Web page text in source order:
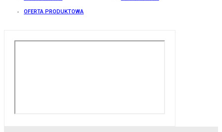
OFERTA PRODUKTOWA